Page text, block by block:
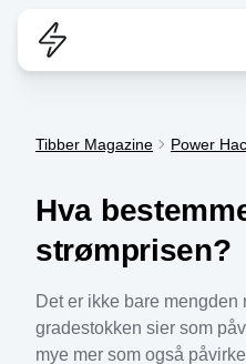
Tibber Magazine Power
Hva
strømprisen?
Det er ikke bare mengden
gradestokken sier som
mye mer som også